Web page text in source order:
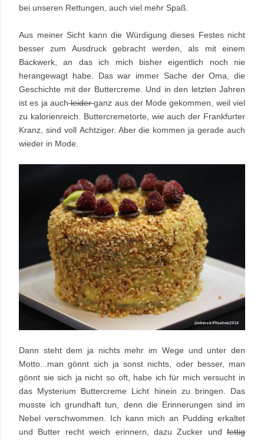
bei unseren Rettungen, auch viel mehr Spaß.
Aus meiner Sicht kann die Würdigung dieses Festes nicht
besser zum Ausdruck gebracht werden, als mit einem
Backwerk, an das ich mich bisher eigentlich noch nie
herangewagt habe. Das war immer Sache der Oma, die
Geschichte mit der Buttercreme. Und in den letzten Jahren
ist es ja auchleiderganz aus der Mode gekommen, weil viel
zu kalorienreich. Buttercremetorte, wie auch der Frankfurter
Kranz, sind voll Achtziger. Aber die kommen ja gerade auch
wieder in Mode.
Dann steht dem ja nichts mehr im Wege und unter den
Motto...man gönnt sich ja sonst nichts, oder besser, man
gönnt sie sich ja nicht so oft, habe ich für mich versucht in
das Mysterium Buttercreme Licht hinein zu bringen. Das
musste ich grundhaft tun, denn die Erinnerungen sind im
Nebel verschwommen. Ich kann mich an Pudding erkaltet
und Butter recht weich erinnern, dazu Zucker und fettig